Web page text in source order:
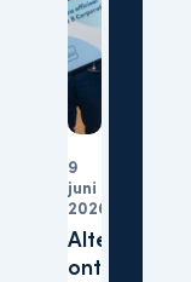
Altera
ontvangt B
9
juni
2026